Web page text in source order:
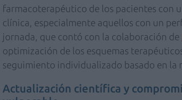
farmacoterapéutico de los pacientes con
clínica, especialmente aquellos con un
jornada, que contó con la colaboración de
optimización de los esquemas
seguimiento individualizado basado en la
Actualización científica y